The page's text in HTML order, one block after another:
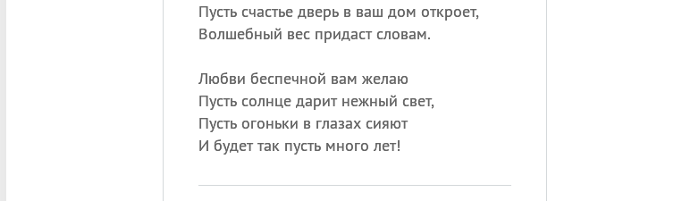
Пусть счастье дверь в ваш дом откроет,
Волшебный вес придаст словам.
Любви беспечной вам желаю
Пусть солнце дарит нежный свет,
Пусть огоньки в глазах сияют
И будет так пусть много лет!